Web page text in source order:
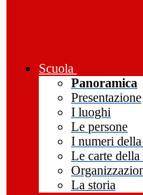
Scuola
Panoramica
Presentazione
I luoghi
Le persone
I numeri della
Le carte della
La storia